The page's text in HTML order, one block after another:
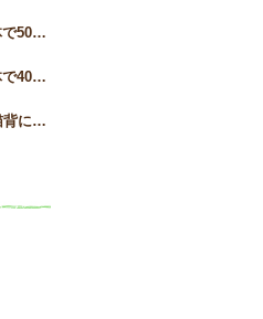
【症例紹介】東大阪の整体で50代女性の猫背と自律神経の不調が3か月で改善した事例｜姿勢矯正院スタイルケア
【症例紹介】東大阪の整体で40代女性の猫背・巻き肩を改善｜慢性的な肩こりと疲労感の変化｜姿勢矯正院スタイルケア
【症例紹介】30代女性の猫背による肩こり・腰痛を根本改善した施術事例｜姿勢矯正院スタイルケア